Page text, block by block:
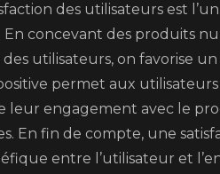
des utilisateurs est
En concevant des produits
utilisateurs, on favorise
permet aux utilisateurs
leur engagement avec le
En fin de compte, une
entre l’utilisateur et